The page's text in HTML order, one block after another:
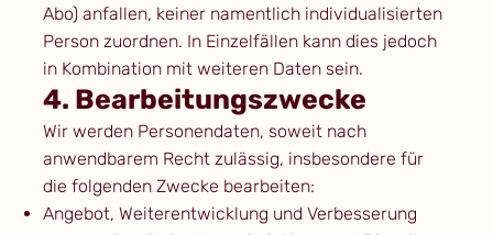
Abo) anfallen, keiner namentlich individualisierten
Person zuordnen. In Einzelfällen kann dies jedoch
in Kombination mit weiteren Daten sein.
4. Bearbeitungszwecke
Wir werden Personendaten, soweit nach
anwendbarem Recht zulässig, insbesondere für
die folgenden Zwecke bearbeiten:
Angebot, Weiterentwicklung und Verbesserung